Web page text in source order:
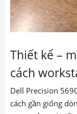
Thiết kế –
cách
Dell Precision
cách gần giống